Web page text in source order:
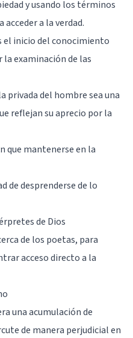
y usando los términos
a la verdad.
el inicio del conocimiento
examinación de las
privada del hombre sea una
reflejan su aprecio por la
que mantenerse en la
de desprenderse de lo
de Dios
de los poetas, para
acceso directo a la
una acumulación de
de manera perjudicial en